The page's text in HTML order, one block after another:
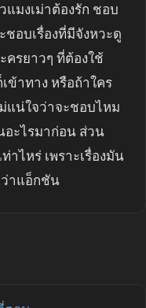
มงเม่าต้องรัก ชอบ
อบเรื่องที่มีจังหวะดู
ครยาวๆ ที่ต้องใช้
ข้าทาง หรือถ้าใคร
แน่ใจว่าจะชอบไหม
อะไรมาก่อน ส่วน
าไหร่ เพราะเรื่องมัน
าแอ็กชัน